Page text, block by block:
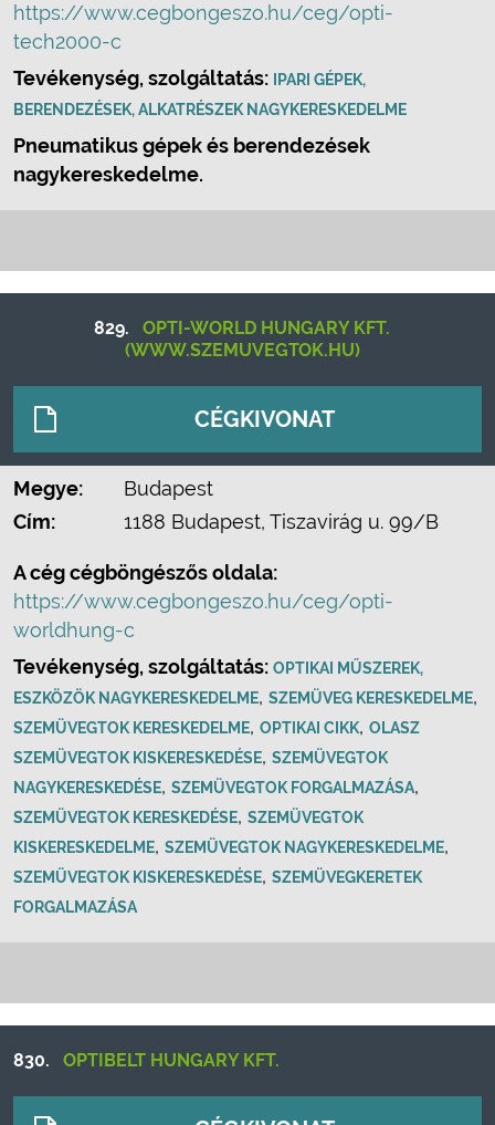
https://www.cegbongeszo.hu/ceg/opti-
tech2000-c
Tevékenység, szolgáltatás:
IPARI GÉPEK,
BERENDEZÉSEK, ALKATRÉSZEK NAGYKERESKEDELME
Pneumatikus gépek és berendezések
nagykereskedelme.
829.
OPTI-WORLD HUNGARY KFT.
(WWW.SZEMUVEGTOK.HU)
CÉGKIVONAT
Megye:
Budapest
Cím:
1188 Budapest, Tiszavirág u. 99/B
A cég cégböngészős oldala:
https://www.cegbongeszo.hu/ceg/opti-
worldhung-c
Tevékenység, szolgáltatás: OPTIKAI MŰSZEREK,
ESZKÖZÖK NAGYKERESKEDELME, SZEMÜVEG KERESKEDELME,
SZEMÜVEGTOK KERESKEDELME, OPTIKAI CIKK, OLASZ
SZEMÜVEGTOK KISKERESKEDÉSE, SZEMÜVEGTOK
NAGYKERESKEDÉSE, SZEMÜVEGTOK FORGALMAZÁSA,
SZEMÜVEGTOK KERESKEDÉSE, SZEMÜVEGTOK
KISKERESKEDELME, SZEMÜVEGTOK NAGYKERESKEDELME,
SZEMÜVEGTOK KISKERESKEDÉSE, SZEMÜVEGKERETEK
FORGALMAZÁSA
830. OPTIBELT HUNGARY KFT.